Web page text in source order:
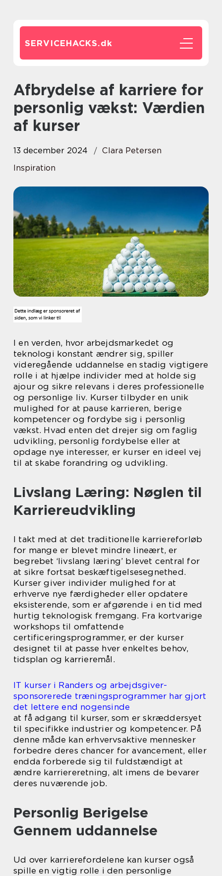
SERVICEHACKS.dk
Afbrydelse af karriere for
personlig vækst: Værdien
af kurser
13 december 2024
Clara Petersen
Inspiration
I en verden, hvor arbejdsmarkedet og
teknologi konstant ændrer sig, spiller
videregående uddannelse en stadig vigtigere
rolle i at hjælpe individer med at holde sig
ajour og sikre relevans i deres professionelle
og personlige liv. Kurser tilbyder en unik
mulighed for at pause karrieren, berige
kompetencer og fordybe sig i personlig
vækst. Hvad enten det drejer sig om faglig
udvikling, personlig fordybelse eller at
opdage nye interesser, er kurser en ideel vej
til at skabe forandring og udvikling.
Livslang Læring: Nøglen til
Karriereudvikling
I takt med at det traditionelle karriereforløb
for mange er blevet mindre lineært, er
begrebet ‘livslang læring’ blevet central for
at sikre fortsat beskæftigelsesegnethed.
Kurser giver individer mulighed for at
erhverve nye færdigheder eller opdatere
eksisterende, som er afgørende i en tid med
hurtig teknologisk fremgang. Fra kortvarige
workshops til omfattende
certificeringsprogrammer, er der kurser
designet til at passe hver enkeltes behov,
tidsplan og karrieremål.
IT kurser i Randers og arbejdsgiver-
sponsorerede træningsprogrammer har gjort
det lettere end nogensinde
at få adgang til kurser, som er skræddersyet
til specifikke industrier og kompetencer. På
denne måde kan erhvervsaktive mennesker
forbedre deres chancer for avancement, eller
endda forberede sig til fuldstændigt at
ændre karriereretning, alt imens de bevarer
deres nuværende job.
Personlig Berigelse
Gennem uddannelse
Ud over karrierefordelene kan kurser også
spille en vigtig rolle i den personlige